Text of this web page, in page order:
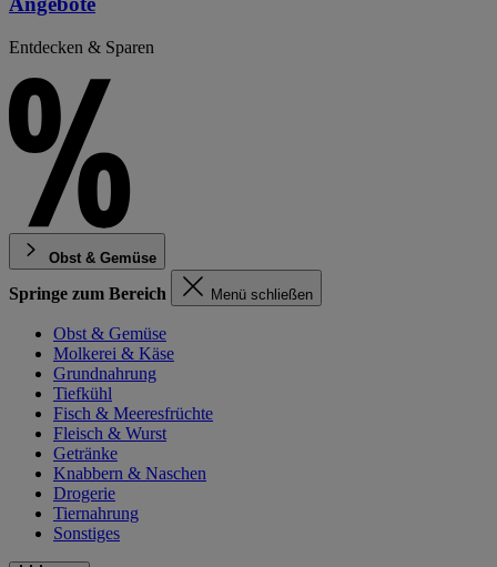
Entdecken & Sparen
Obst & Gemüse
Springe zum Bereich Menü schließen
Obst & Gemüse
Molkerei & Käse
Grundnahrung
Tiefkühl
Fisch & Meeresfrüchte
Fleisch & Wurst
Getränke
Knabbern & Naschen
Drogerie
Tiernahrung
Sonstiges